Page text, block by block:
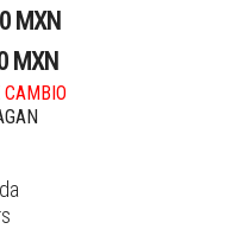
MXN
MXN